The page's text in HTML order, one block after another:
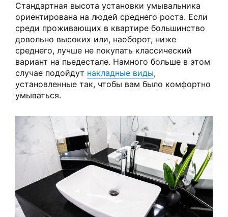
Стандартная высота установки умывальника
ориентирована на людей среднего роста. Если
среди проживающих в квартире большинство
довольно высоких или, наоборот, ниже
среднего, лучше не покупать классический
вариант на пьедестале. Намного больше в этом
случае подойдут накладные виды,
установленные так, чтобы вам было комфортно
умываться.